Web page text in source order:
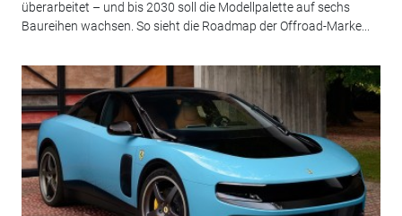
überarbeitet – und bis 2030 soll die Modellpalette auf sechs
Baureihen wachsen. So sieht die Roadmap der Offroad-Marke...